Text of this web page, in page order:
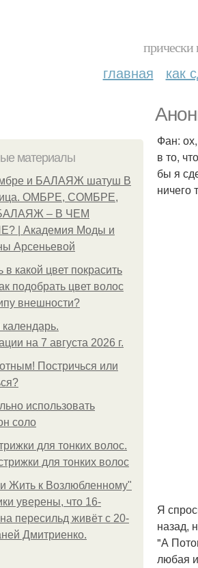
прически
главная как
материалы
и БАЛАЯЖ шатуш В
ОМБРЕ, СОМБРЕ,
– В ЧЕМ
| Академия Моды и
Арсеньевой
в какой цвет покрасить
подобрать цвет волос
внешности?
календарь.
на 7 августа 2026 г.
Постричься или
использовать
соло
для тонких волос.
для тонких волос
Жить к Возлюбленному"
уверены, что 16-
пересильд живёт с 20-
Дмитриенко.
Фан:
в то,
бы я
ничего
Я
назад,
"А
любая